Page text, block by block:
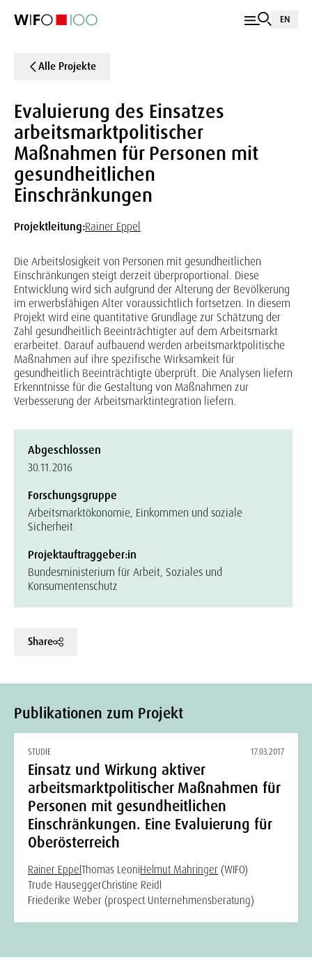
EN
Alle Projekte
Evaluierung des Einsatzes
arbeitsmarktpolitischer
Maßnahmen für Personen mit
gesundheitlichen
Einschränkungen
Projektleitung:Rainer Eppel
Die Arbeitslosigkeit von Personen mit gesundheitlichen
Einschränkungen steigt derzeit überproportional. Diese
Entwicklung wird sich aufgrund der Alterung der Bevölkerung
im erwerbsfähigen Alter voraussichtlich fortsetzen. In diesem
Projekt wird eine quantitative Grundlage zur Schätzung der
Zahl gesundheitlich Beeinträchtigter auf dem Arbeitsmarkt
erarbeitet. Darauf aufbauend werden arbeitsmarktpolitische
Maßnahmen auf ihre spezifische Wirksamkeit für
gesundheitlich Beeinträchtigte überprüft. Die Analysen liefern
Erkenntnisse für die Gestaltung von Maßnahmen zur
Verbesserung der Arbeitsmarktintegration liefern.
Abgeschlossen
30.11.2016
Forschungsgruppe
Arbeitsmarktökonomie, Einkommen und soziale
Sicherheit
Projektauftraggeber:in
Bundesministerium für Arbeit, Soziales und
Konsumentenschutz
Share
Publikationen zum Projekt
STUDIE 17.03.2017
Einsatz und Wirkung aktiver
arbeitsmarktpolitischer Maßnahmen für
Personen mit gesundheitlichen
Einschränkungen. Eine Evaluierung für
Oberösterreich
Rainer EppelThomas LeoniHelmut Mahringer (WIFO)
Trude HauseggerChristine Reidl
Friederike Weber (prospect Unternehmensberatung)